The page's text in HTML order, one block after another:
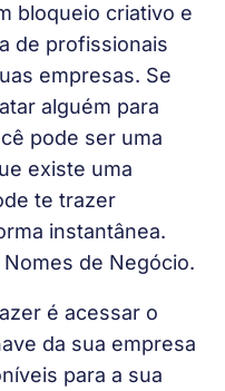
bloqueio criativo e
de profissionais
empresas. Se
alguém para
pode ser uma
existe uma
te trazer
instantânea.
de Negócio.
é acessar o
da sua empresa
para a sua